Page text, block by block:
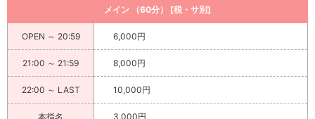
メイン （60分） [税・サ別]
OPEN ～ 20:59 6,000円
21:00 ～ 21:59 8,000円
22:00 ～ LAST 10,000円
本指名 3,000円